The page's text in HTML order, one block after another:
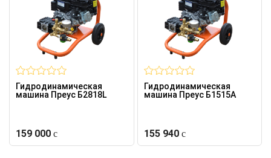
Гидродинамическая
машина Преус Б2818L
159 000
Гидродинамическая
машина Преус Б1515А
155 940